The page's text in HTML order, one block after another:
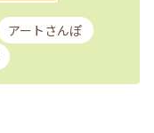
アートさんぽ